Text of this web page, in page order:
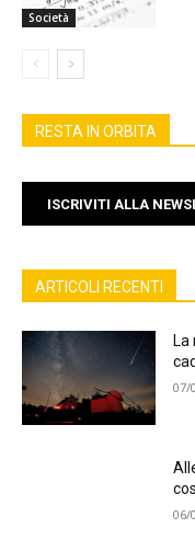
Società
RESTA IN ORBITA
ISCRIVITI ALLA
ARTICOLI RECENTI
La
07/
06/